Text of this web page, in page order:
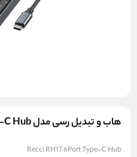
هاب و تبدیل رسی مدل Recci RH17 6Port Type-C Hub
Recci RH17 6Port Type-C Hub